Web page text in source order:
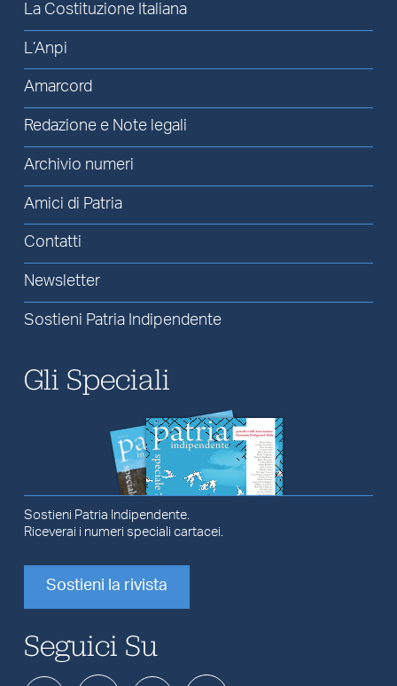
La Costituzione Italiana
L’Anpi
Amarcord
Redazione e Note legali
Archivio numeri
Amici di Patria
Contatti
Newsletter
Sostieni Patria Indipendente
Gli Speciali
Sostieni Patria Indipendente.
Riceverai i numeri speciali cartacei.
Sostieni la rivista
Seguici Su